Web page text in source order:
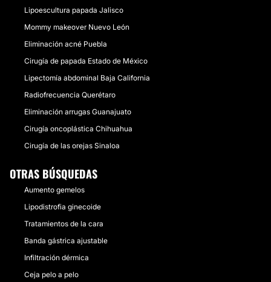
Lipoescultura papada Jalisco
Mommy makeover Nuevo León
Eliminación acné Puebla
Cirugía de papada Estado de México
Lipectomía abdominal Baja California
Radiofrecuencia Querétaro
Eliminación arrugas Guanajuato
Cirugía oncoplástica Chihuahua
Cirugía de las orejas Sinaloa
OTRAS BÚSQUEDAS
Aumento gemelos
Lipodistrofia ginecoide
Tratamientos de la cara
Banda gástrica ajustable
Infiltración dérmica
Ceja pelo a pelo